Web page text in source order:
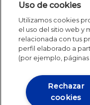
Uso de cookies
Utilizamos cookies
el uso del sitio web y
relacionada con tus
perfil elaborado a
(por ejemplo, páginas
Rechazar
cookies